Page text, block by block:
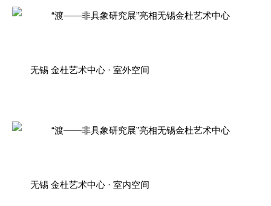
无锡 金杜艺术中心 · 室外空间
无锡 金杜艺术中心 · 室内空间